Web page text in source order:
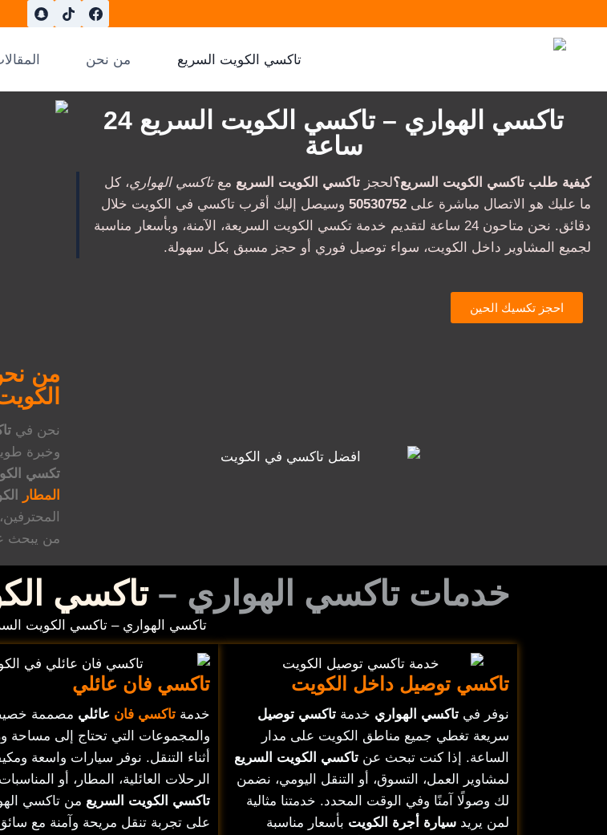
تاكسي الكويت السريع من نحن
تاكسي الهواري – تاكسي الكويت السريع 24
ساعة
كيفية طلب تاكسي الكويت السريع؟لحجز تاكسي الكويت السريع معتاكسي الهواري، كل
ما عليك هو الاتصال مباشرة على 50530752 وسيصل إليك أقرب تاكسي في الكويت خلال
دقائق. نحن متاحون 24 ساعة لتقديم خدمة تكسي الكويت السريعة، الآمنة، وبأسعار مناسبة
لجميع المشاوير داخل الكويت، سواء توصيل فوري أو حجز مسبق بكل سهولة.
احجز تكسيك الحين
من
نحن في
وخبرة
تكسي
المطار
من يبحث
خدمات تاكسي الهواري –تاكسي
تاكسي الهواري – تاكسي الكويت السريع 24
تاكسي توصيل داخل الكويت
نوفر في تاكسي الهواري خدمة تاكسي توصيل
سريعة تغطي جميع مناطق الكويت على مدار
الساعة. إذا كنت تبحث عن تاكسي الكويت السريع
لمشاوير العمل، التسوق، أو التنقل اليومي، نضمن
لك وصولًا آمنًا وفي الوقت المحدد. خدمتنا مثالية
لمن يريد سيارة أجرة الكويت بأسعار مناسبة
تاكسي فان عائلي
خدمةتاكسي فان عائلي مصممة
والمجموعات التي تحتاج إلى مساحة
أثناء التنقل. نوفر سيارات واسعة
الرحلات العائلية، المطار، أو
تاكسي الكويت السريع من تاكسي
على تجربة تنقل مريحة وآمنة مع